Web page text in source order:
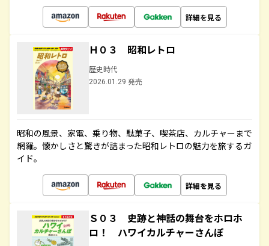
詳細を見る
Ｈ０３ 昭和レトロ
歴史時代
2026.01.29 発売
昭和の風景、家電、乗り物、駄菓子、喫茶店、カルチャーまで
網羅。懐かしさと驚きが詰まった昭和レトロの魅力を旅するガ
イド。
詳細を見る
Ｓ０３ 史跡と神話の舞台をホロホ
ロ！ ハワイカルチャーさんぽ